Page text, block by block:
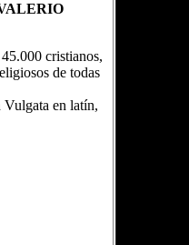
cristianos,
de todas
Vulgata en latín,